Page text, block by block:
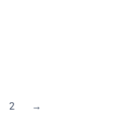
2 →